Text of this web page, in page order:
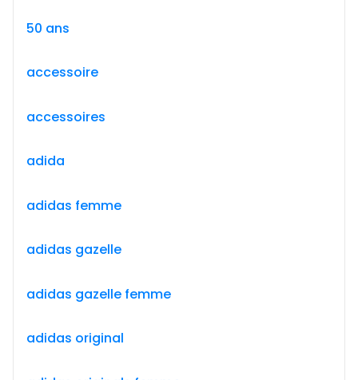
50 ans
accessoire
accessoires
adida
adidas femme
adidas gazelle
adidas gazelle femme
adidas original